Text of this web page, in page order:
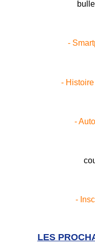
-
-
-
-
LES